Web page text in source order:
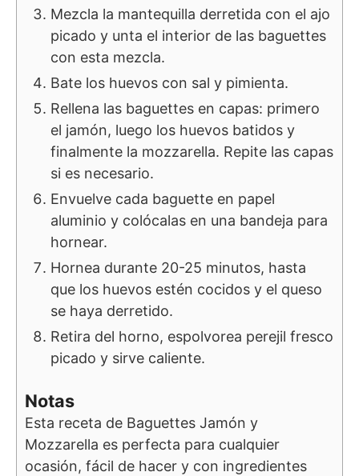
Mezcla la mantequilla derretida con el ajo
picado y unta el interior de las baguettes
con esta mezcla.
Bate los huevos con sal y pimienta.
Rellena las baguettes en capas: primero
el jamón, luego los huevos batidos y
finalmente la mozzarella. Repite las capas
si es necesario.
Envuelve cada baguette en papel
aluminio y colócalas en una bandeja para
hornear.
Hornea durante 20-25 minutos, hasta
que los huevos estén cocidos y el queso
se haya derretido.
Retira del horno, espolvorea perejil fresco
picado y sirve caliente.
Notas
Esta receta de Baguettes Jamón y
Mozzarella es perfecta para cualquier
ocasión, fácil de hacer y con ingredientes